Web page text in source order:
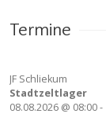
Termine
JF Schliekum
Stadtzeltlager
08.08.2026 @ 08:00-